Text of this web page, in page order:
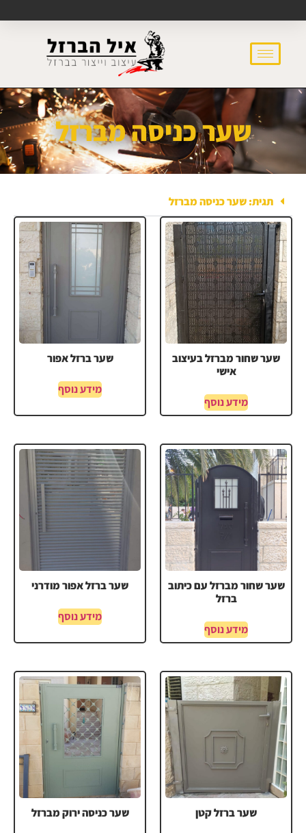
שער כניסה מברזל
תגית: שער כניסה מברזל
שער שחור מברזל בעיצוב
אישי
מידע נוסף
שער ברזל אפור
מידע נוסף
שער שחור מברזל עם כיתוב
ברזל
מידע נוסף
שער ברזל אפור מודרני
מידע נוסף
שער ברזל קטן שער כניסה ירוק מברזל